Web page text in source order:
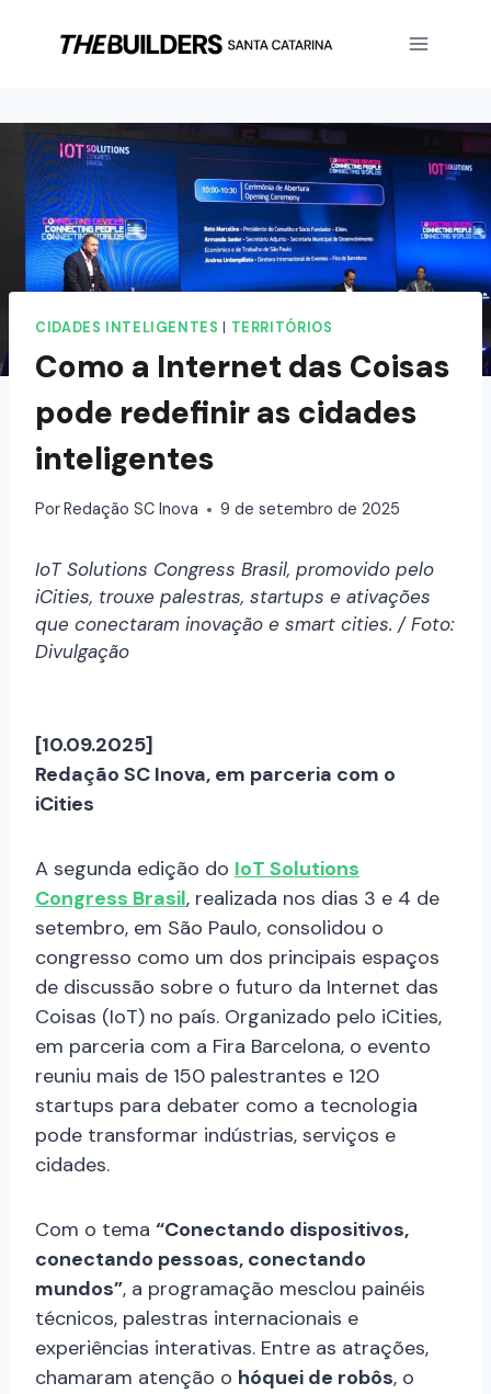
CIDADES INTELIGENTES | TERRITÓRIOS
Como a Internet das Coisas
pode redefinir as cidades
inteligentes
PorRedação SC Inova 9 de setembro de 2025
IoT Solutions Congress Brasil, promovido pelo
iCities, trouxe palestras, startups e ativações
que conectaram inovação e smart cities. / Foto:
Divulgação
[10.09.2025]
Redação SC Inova, em parceria com o
iCities
A segunda edição do IoT Solutions
Congress Brasil, realizada nos dias 3 e 4 de
setembro, em São Paulo, consolidou o
congresso como um dos principais espaços
de discussão sobre o futuro da Internet das
Coisas (IoT) no país. Organizado pelo iCities,
em parceria com a Fira Barcelona, o evento
reuniu mais de 150 palestrantes e 120
startups para debater como a tecnologia
pode transformar indústrias, serviços e
cidades.
Com o tema “Conectando dispositivos,
conectando pessoas, conectando
mundos”, a programação mesclou painéis
técnicos, palestras internacionais e
experiências interativas. Entre as atrações,
chamaram atenção o hóquei de robôs, o